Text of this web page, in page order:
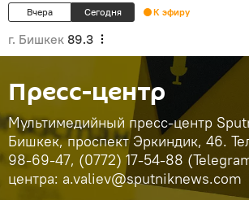
Вчера Сегодня К эфиру
г. Бишкек 89.3
Пресс-центр
Мультимедийный пресс-центр
Бишкек, проспект Эркиндик, 46.
98-69-47, (0772) 17-54-88
центра: a.valiev@sputniknews.com